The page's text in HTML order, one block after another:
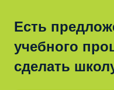
Есть
учебного
сделать